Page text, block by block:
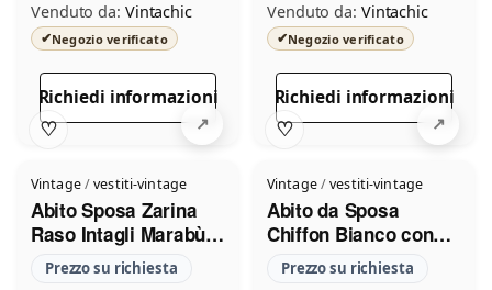
Venduto da: Vintachic
✔Negozio verificato
Richiedi informazioni
Venduto da: Vintachic
✔Negozio verificato
Richiedi informazioni
♡
Vintage/vestiti-vintage
Abito Sposa Zarina
Raso Intagli Marabù
1960
Prezzo su richiesta
♡
Vintage/vestiti-vintage
Abito da Sposa
Chiffon Bianco con
Blusa 1970
Prezzo su richiesta